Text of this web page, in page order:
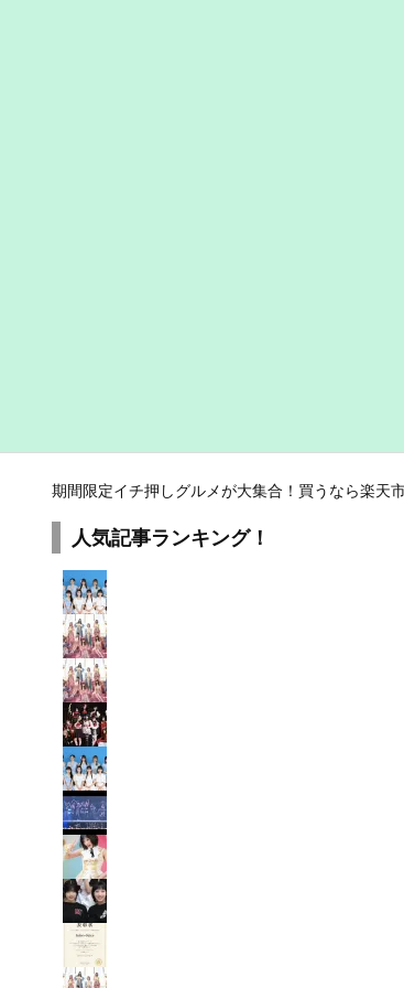
期間限定イチ押しグルメが大集合！買うなら楽天
人気記事ランキング！